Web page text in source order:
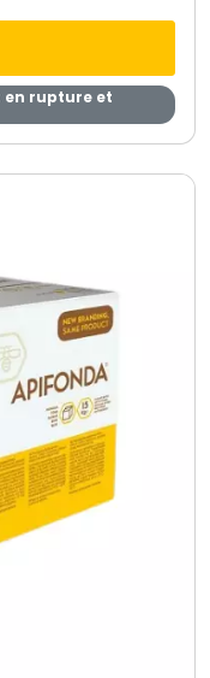
rupture et